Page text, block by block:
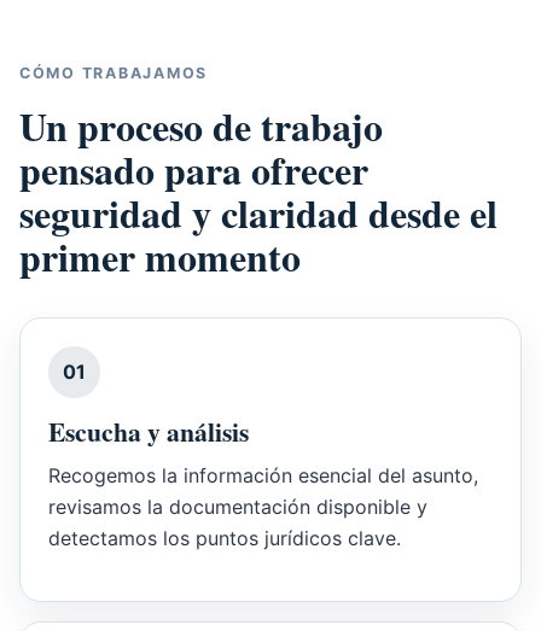
CÓMO TRABAJAMOS
Un proceso de trabajo
pensado para ofrecer
seguridad y claridad desde el
primer momento
01
Escucha y análisis
Recogemos la información esencial del asunto,
revisamos la documentación disponible y
detectamos los puntos jurídicos clave.